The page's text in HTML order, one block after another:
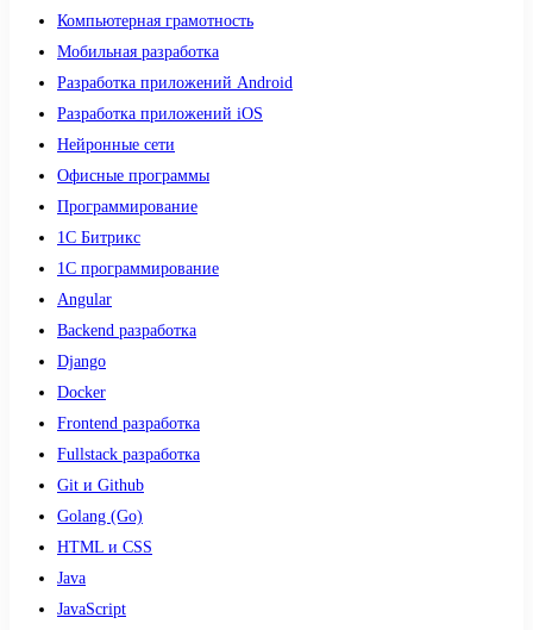
Компьютерная грамотность
Мобильная разработка
Разработка приложений Android
Разработка приложений iOS
Нейронные сети
Офисные программы
Программирование
1С Битрикс
1С программирование
Angular
Backend разработка
Django
Docker
Frontend разработка
Fullstack разработка
Git и Github
Golang (Go)
HTML и CSS
Java
JavaScript